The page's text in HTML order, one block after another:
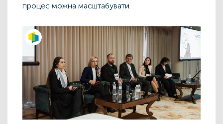
процес можна масштабувати.